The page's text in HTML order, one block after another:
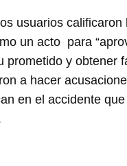
usuarios calificaron
un acto para
prometido y obtener
a hacer
en el accidente